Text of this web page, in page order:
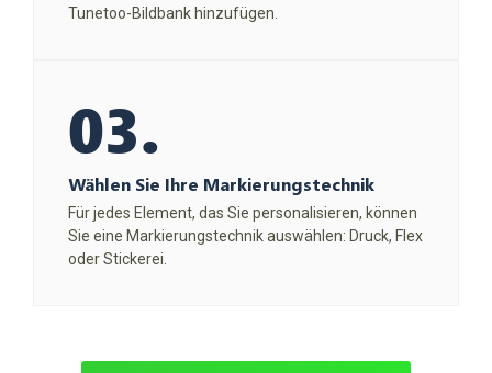
Tunetoo-Bildbank hinzufügen.
03.
Wählen Sie Ihre Markierungstechnik
Für jedes Element, das Sie personalisieren, können
Sie eine Markierungstechnik auswählen: Druck, Flex
oder Stickerei.